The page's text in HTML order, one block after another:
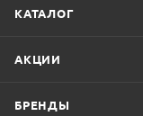
КАТАЛОГ
АКЦИИ
БРЕНДЫ